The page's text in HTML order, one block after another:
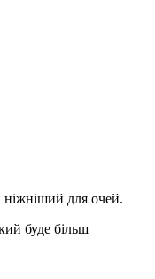
для очей.
буде більш